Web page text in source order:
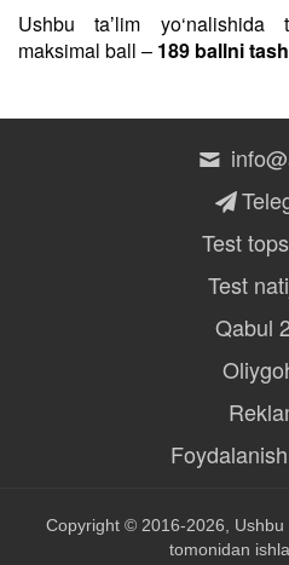
Ushbu taʼlim yo‘nalishida
maksimal ball – 189 ballni
Test
Test
Qabul
Copyright © 2016-2026, Ushbu
tomonidan